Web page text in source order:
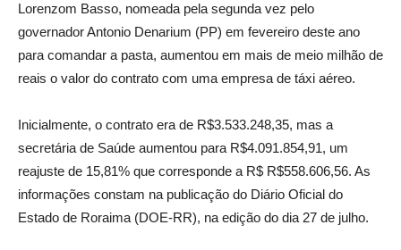
Lorenzom Basso, nomeada pela segunda vez pelo
governador Antonio Denarium (PP) em fevereiro deste ano
para comandar a pasta, aumentou em mais de meio milhão de
reais o valor do contrato com uma empresa de táxi aéreo.
Inicialmente, o contrato era de R$3.533.248,35, mas a
secretária de Saúde aumentou para R$4.091.854,91, um
reajuste de 15,81% que corresponde a R$ R$558.606,56. As
informações constam na publicação do Diário Oficial do
Estado de Roraima (DOE-RR), na edição do dia 27 de julho.